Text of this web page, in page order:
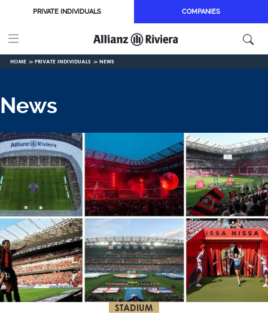
Skip to main content
PRIVATE INDIVIDUALS COMPANIES
HOME PRIVATE INDIVIDUALS NEWS
News
STADIUM